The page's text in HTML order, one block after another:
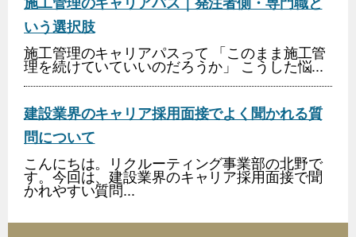
いう選択肢
施工管理のキャリアパスって 「このまま施工管
理を続けていていいのだろうか」 こうした悩...
建設業界のキャリア採用面接でよく聞かれる質
問について
こんにちは。リクルーティング事業部の北野で
す。今回は、建設業界のキャリア採用面接で聞
かれやすい質問...